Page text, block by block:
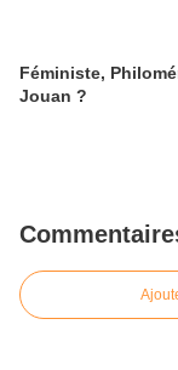
Féministe,
Jouan ?